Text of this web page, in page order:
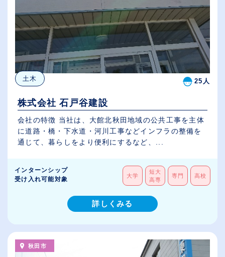
土木 25人
株式会社 石戸谷建設
会社の特徴 当社は、大館北秋田地域の公共工事を主体
に道路・橋・下水道・河川工事などインフラの整備を
通じて、暮らしをより便利にするなど、...
インターンシップ
受け入れ可能対象
大学
短大
高専
専門 高校
詳しくみる
秋田市